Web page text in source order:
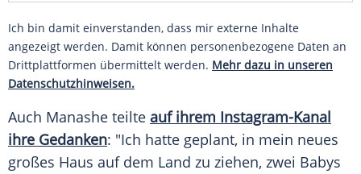
Ich bin damit einverstanden, dass mir externe Inhalte
angezeigt werden. Damit können personenbezogene Daten an
Drittplattformen übermittelt werden. Mehr dazu in unseren
Datenschutzhinweisen.
Auch Manashe teilte auf ihrem Instagram-Kanal
ihre Gedanken: "Ich hatte geplant, in mein neues
großes Haus auf dem Land zu ziehen, zwei Babys